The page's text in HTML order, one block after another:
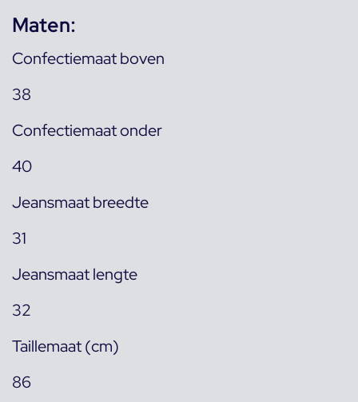
Maten:
Confectiemaat boven
38
Confectiemaat onder
40
Jeansmaat breedte
31
Jeansmaat lengte
32
Taillemaat (cm)
86